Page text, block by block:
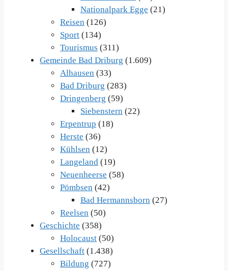
Nationalpark Egge (21)
Reisen (126)
Sport (134)
Tourismus (311)
Gemeinde Bad Driburg (1.609)
Alhausen (33)
Bad Driburg (283)
Dringenberg (59)
Siebenstern (22)
Erpentrup (18)
Herste (36)
Kühlsen (12)
Langeland (19)
Neuenheerse (58)
Pömbsen (42)
Bad Hermannsborn (27)
Reelsen (50)
Geschichte (358)
Holocaust (50)
Gesellschaft (1.438)
Bildung (727)